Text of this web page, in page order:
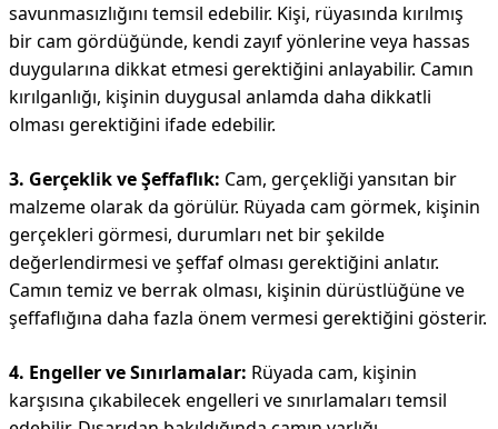
savunmasızlığını temsil edebilir. Kişi, rüyasında kırılmış
bir cam gördüğünde, kendi zayıf yönlerine veya hassas
duygularına dikkat etmesi gerektiğini anlayabilir. Camın
kırılganlığı, kişinin duygusal anlamda daha dikkatli
olması gerektiğini ifade edebilir.
3. Gerçeklik ve Şeffaflık: Cam, gerçekliği yansıtan bir
malzeme olarak da görülür. Rüyada cam görmek, kişinin
gerçekleri görmesi, durumları net bir şekilde
değerlendirmesi ve şeffaf olması gerektiğini anlatır.
Camın temiz ve berrak olması, kişinin dürüstlüğüne ve
şeffaflığına daha fazla önem vermesi gerektiğini gösterir.
4. Engeller ve Sınırlamalar: Rüyada cam, kişinin
karşısına çıkabilecek engelleri ve sınırlamaları temsil